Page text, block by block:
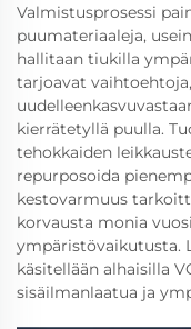
Valmistusprosessi
puumateriaaleja,
hallitaan tiukilla
tarjoavat
kierrätetyllä puulla.
tehokkaiden
repurposoida
kestovarmuus
korvausta monia
ympäristövaikutusta.
käsitellään alhaisilla
sisäilmanlaatua ja